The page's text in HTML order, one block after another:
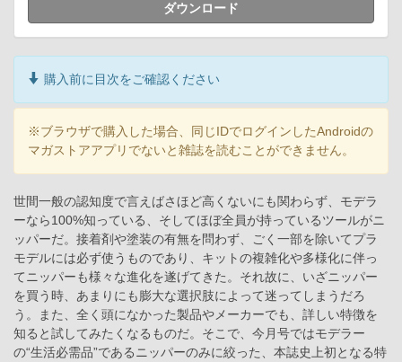
ダウンロード
購入前に目次をご確認ください
※ブラウザで購入した場合、同じIDでログインしたAndroidの
マガストアアプリでないと雑誌を読むことができません。
世間一般の認知度で言えばさほど高くないにも関わらず、モデラ
ーなら100%知っている、そしてほぼ全員が持っているツールがニ
ッパーだ。接着剤や塗装の有無を問わず、ごく一部を除いてプラ
モデルには必ず使うものであり、キットの複雑化や多様化に伴っ
てニッパーも様々な進化を遂げてきた。それ故に、いざニッパー
を買う時、あまりにも膨大な選択肢によって迷ってしまうだろ
う。また、全く頭になかった製品やメーカーでも、詳しい特徴を
知ると試してみたくなるものだ。そこで、今月号ではモデラー
の“生活必需品”であるニッパーのみに絞った、本誌史上初となる特